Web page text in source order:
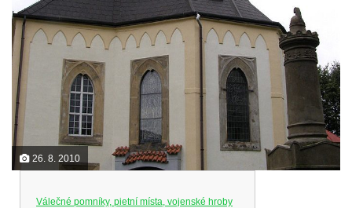
26. 8. 2010
Válečné pomníky, pietní místa, vojenské hroby